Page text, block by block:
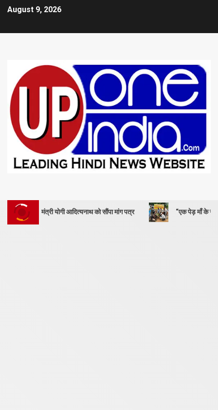
August 9, 2026
योगी आदित्यनाथ को सौंपा मांग पत्र “एक पेड़ माँ के नाम” – सेण्ट